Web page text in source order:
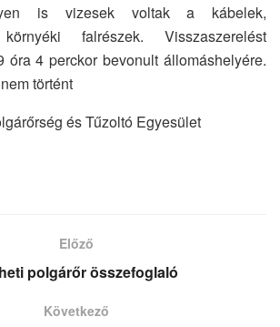
is vizesek voltak a kábelek,
falrészek. Visszaszerelést
óra 4 perckor bevonult állomáshelyére.
történt
és Tűzoltó Egyesület
Előző
polgárőr összefoglaló
Következő